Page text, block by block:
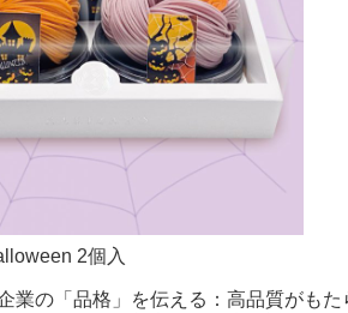
2個入
業の「品格」を伝える：高品質がも